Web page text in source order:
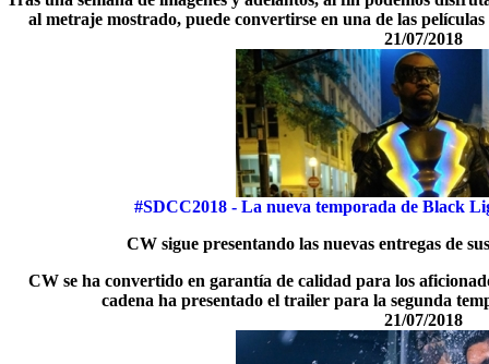
al metraje mostrado, puede convertirse en una de las
21/07/2018
#SDCC2018 - La nueva temporada de Black
CW sigue presentando las nuevas entregas de
CW se ha convertido en garantía de calidad para los
cadena ha presentado el trailer para la segunda
21/07/2018